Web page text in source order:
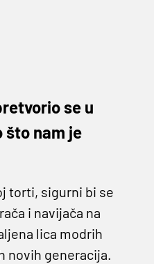
se u
što nam je
torti, sigurni bi se
i navijača na
lica modrih
novih generacija.